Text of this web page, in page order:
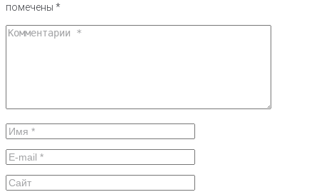
помечены *